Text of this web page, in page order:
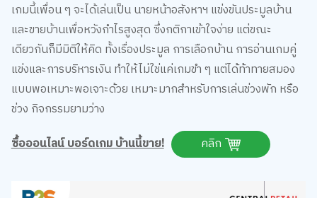
เกมนี้เพื่อน ๆ จะได้เล่นเป็น นายหน้าอสังหาฯ แข่งขันประมูลบ้าน
และขายบ้านเพื่อหวังกำไรสูงสุด ซึ่งกติกาเข้าใจง่าย แต่ขณะ
เดียวกันก็มีมิติให้คิด ทั้งเรื่องประมูล การเลือกบ้าน การอ่านเกมคู่
แข่งและการบริหารเงิน ทำให้ไม่ใช่แค่เกมขำ ๆ แต่ได้ท้าทายสมอง
แบบพอเหมาะพอเจาะด้วย เหมาะมากสำหรับการเล่นช่วงพัก หรือ
ช่วง กิจกรรมยามว่าง
ซื้อออนไลน์ บอร์ดเกม บ้านนี้ขาย!
คลิก